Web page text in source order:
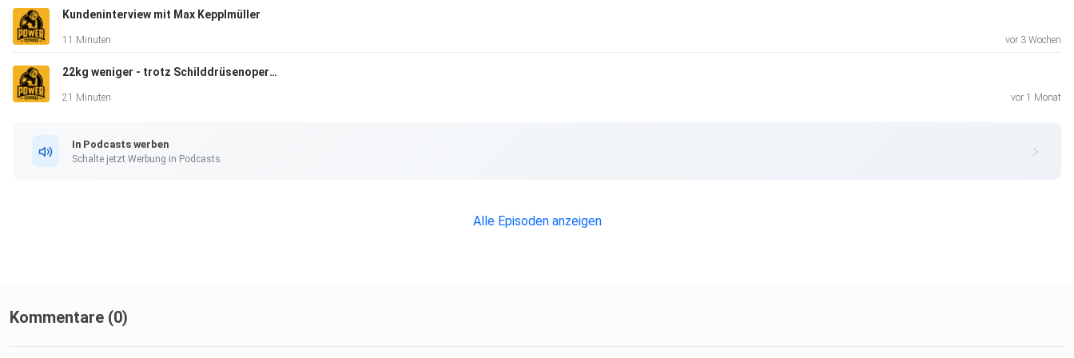
Kundeninterview mit Max Kepplmüller
11 Minuten vor 3 Wochen
22kg weniger - trotz Schilddrüsenoperation (mit nur 2h pro Woche)
21 Minuten vor 1 Monat
In Podcasts werben
Schalte jetzt Werbung in Podcasts.
Alle Episoden anzeigen
Kommentare (0)